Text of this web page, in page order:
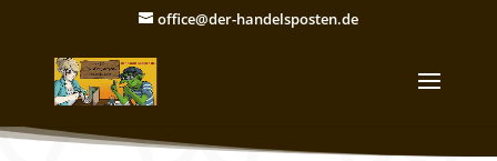
office@der-handelsposten.de